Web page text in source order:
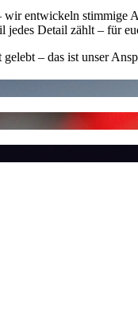
entwickeln stimmige
Detail zählt – für
– das ist unser